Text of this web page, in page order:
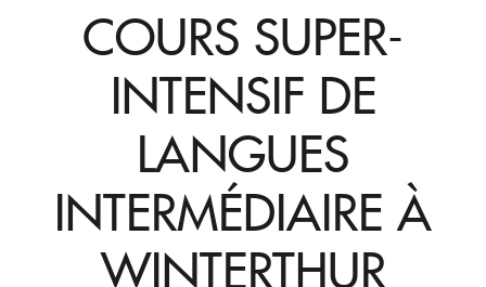
COURS SUPER-
INTENSIF DE
LANGUES
INTERMÉDIAIRE À
WINTERTHUR